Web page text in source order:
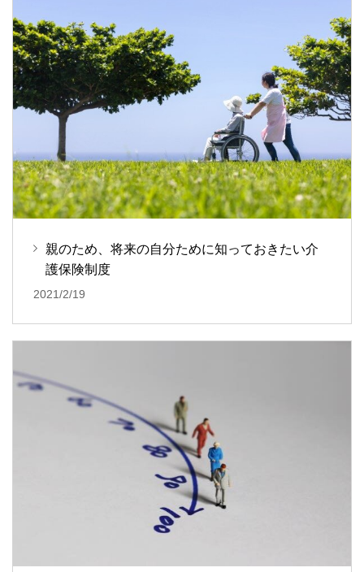
親のため、将来の自分ために知っておきたい介
護保険制度
2021/2/19